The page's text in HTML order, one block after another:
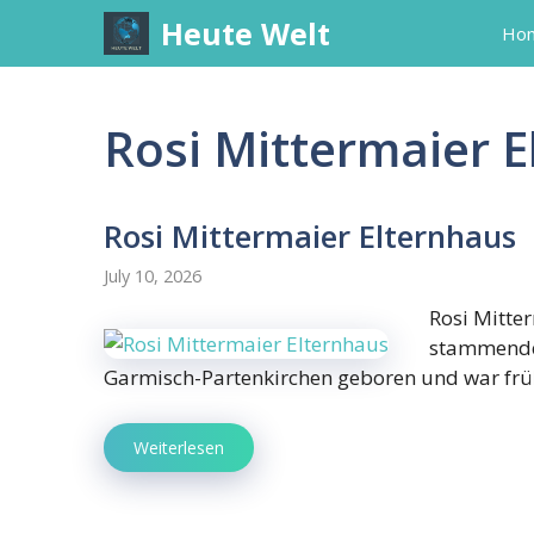
content
Heute Welt
Rosi Mittermaier
Rosi Mittermaier Elternhaus
July 10, 2026
Rosi
Garmisch-Partenkirchen geboren und war
Weiterlesen